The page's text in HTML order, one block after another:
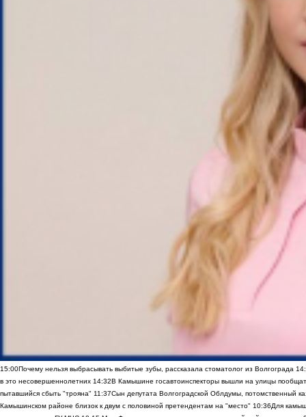
15:00Почему нельзя выбрасывать выбитые зубы, рассказала стоматолог из Волгограда
в это несовершеннолетних 14:32В Камышине госавтоинспекторы вышли на улицы
пытавшийся сбыть "трояна" 11:37Сын депутата Волгоградской Облдумы, потомственный
Камышинском районе близок к двум с половиной претендентам на "место" 10:36Для